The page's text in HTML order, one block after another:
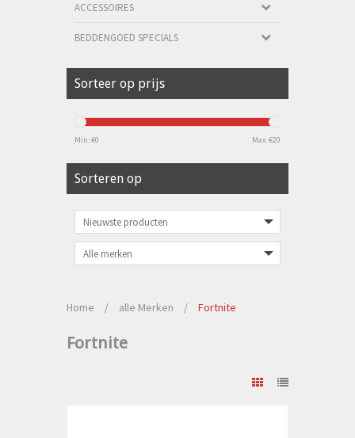
ACCESSOIRES
BEDDENGOED SPECIALS
Sorteer op prijs
Min: €0 Max: €20
Sorteren op
Home / alle Merken / Fortnite
Fortnite